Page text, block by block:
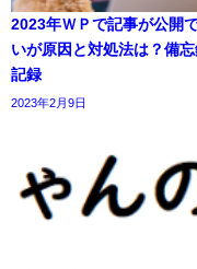
2023年ＷＰで記事が公開
いが原因と対処法は？備
記録
2023年2月9日